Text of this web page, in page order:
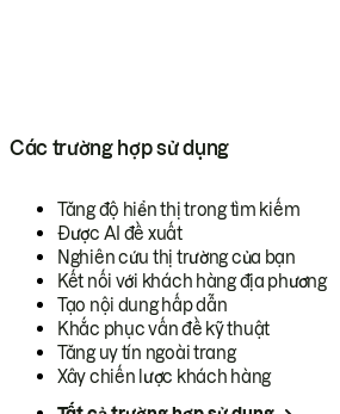
Các trường hợp sử dụng
Tăng độ hiển thị trong tìm kiếm
Được AI đề xuất
Nghiên cứu thị trường của bạn
Kết nối với khách hàng địa phương
Tạo nội dung hấp dẫn
Khắc phục vấn đề kỹ thuật
Tăng uy tín ngoài trang
Xây chiến lược khách hàng